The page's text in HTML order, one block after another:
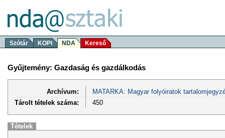
Szótár KOPI NDA Kereső
Gyűjtemény: Gazdaság és gazdálkodás
Archívum:
MATARKA: Magyar folyóiratok
Tárolt tételek száma:
450
Tételek